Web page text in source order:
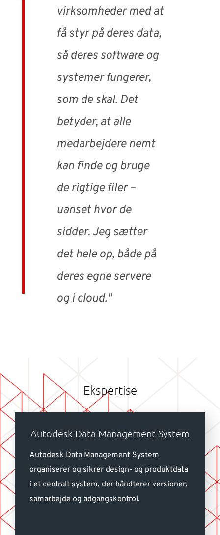
virksomheder med at
få styr på deres data,
så deres software og
systemer fungerer,
som de skal. Det
betyder, at alle
medarbejdere nemt
kan finde og bruge
de rigtige filer –
uanset hvor de
sidder. Jeg sætter
det hele op, både på
deres egne servere
og i cloud."
Ekspertise
Autodesk Data Management System
Autodesk Data Management System
organiserer og sikrer design- og produktdata
i et centralt system, der håndterer versioner,
samarbejde og adgangskontrol.